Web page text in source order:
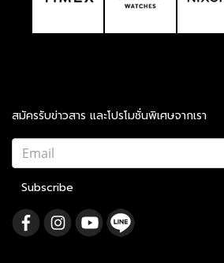
สมัครรับข่าวสาร และโปรโมชั่นพิเศษจากเรา
Subscribe